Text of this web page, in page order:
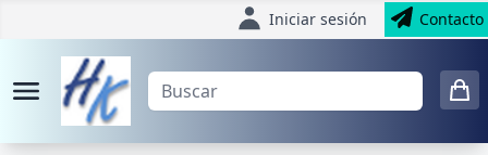
Iniciar sesión Contacto